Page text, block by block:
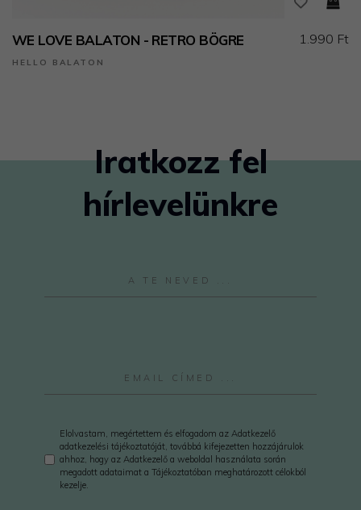
WE LOVE BALATON - RETRO BÖGRE
HELLO BALATON
1.990 Ft
Iratkozz fel
hírlevelünkre
Elolvastam, megértettem és elfogadom az Adatkezelő
adatkezelési tájékoztatóját, továbbá kifejezetten hozzájárulok
ahhoz, hogy az Adatkezelő a weboldal használata során
megadott adataimat a Tájékoztatóban meghatározott célokból
kezelje.